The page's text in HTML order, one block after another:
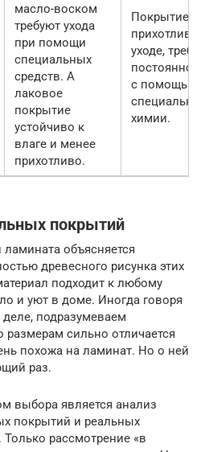
масло-воском
требуют ухода
при помощи
специальных
средств. А
лаковое
покрытие
устойчиво к
влаге и менее
прихотливо.
Покрытие
прихотливо
уходе,
с помощью
химии.
покрытий
объясняется
древесного рисунка этих
подходит к любому
и уют в доме. Иногда говоря
подразумеваем
размерам сильно отличается
похожа на ламинат. Но о ней
раз.
выбора является анализ
покрытий и реальных
рассмотрение «в